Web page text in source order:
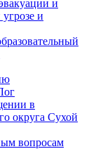
и
и
в
округа Сухой
вопросам